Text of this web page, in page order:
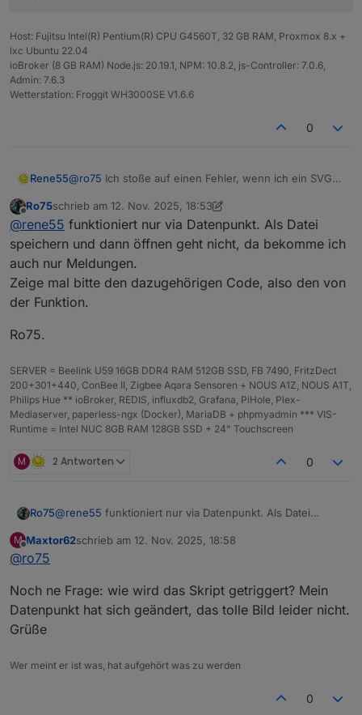
Host: Fujitsu Intel(R) Pentium(R) CPU G4560T, 32 GB RAM, Proxmox 8.x +
lxc Ubuntu 22.04
ioBroker (8 GB RAM) Node.js: 20.19.1, NPM: 10.8.2, js-Controller: 7.0.6,
Admin: 7.6.3
Wetterstation: Froggit WH3000SE V1.6.6
0
Rene55@ro75 Ich stoße auf einen Fehler, wenn ich ein SVG
XML-Verarbeitungsfehler: Präfix nicht an einen
Adresse: file:///Z:/Dokumentationen/ioBroker/
Zeile Nr. 49, Spalte 7:
<use xlink:href="#boltSymbol-b-
Offline
Ro75schrieb am 12. Nov. 2025, 18:53
zuletzt editiert von Ro7511. Dez. 2025, 19:57
@rene55 funktioniert nur via Datenpunkt. Als Datei
speichern und dann öffnen geht nicht, da bekomme ich
auch nur Meldungen.
Zeige mal bitte den dazugehörigen Code, also den von
der Funktion.
Ro75.
SERVER = Beelink U59 16GB DDR4 RAM 512GB SSD, FB 7490, FritzDect
200+301+440, ConBee II, Zigbee Aqara Sensoren + NOUS A1Z, NOUS A1T,
Philips Hue ** ioBroker, REDIS, influxdb2, Grafana, PiHole, Plex-
Mediaserver, paperless-ngx (Docker), MariaDB + phpmyadmin *** VIS-
Runtime = Intel NUC 8GB RAM 128GB SSD + 24" Touchscreen
M 2 Antworten 0
Ro75@rene55 funktioniert nur via Datenpunkt. Als Datei
auch nur Meldungen.
Ro75.
M
Offline
Maxtor62schrieb am 12. Nov. 2025, 18:58
zuletzt editiert von
@ro75
Noch ne Frage: wie wird das Skript getriggert? Mein
Datenpunkt hat sich geändert, das tolle Bild leider nicht.
Grüße
Wer meint er ist was, hat aufgehört was zu werden
0